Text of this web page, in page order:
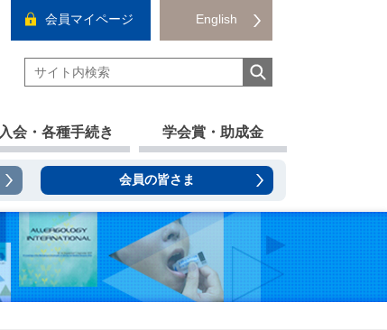
English
会員マイページ
入会・各種手続き 学会賞・助成金
会員の皆さま